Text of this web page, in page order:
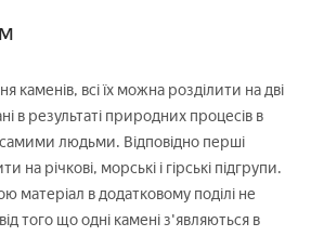
каменів, всі їх можна розділити на дві
в результаті природних процесів в
самими людьми. Відповідно перші
на річкові, морські і гірські підгрупи.
матеріал в додатковому поділі не
того що одні камені з'являються в